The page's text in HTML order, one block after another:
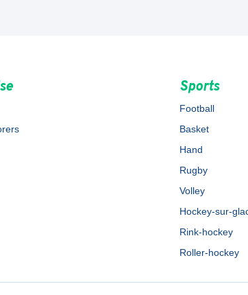
Sports
Football
Basket
Hand
Rugby
Volley
Hockey-sur-
Rink-hockey
Roller-hockey